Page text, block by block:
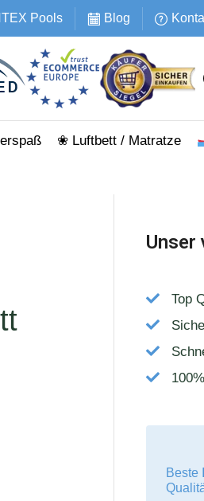
Pools Blog
❀ Luftbett / Matratze
Unser
Top
Beste